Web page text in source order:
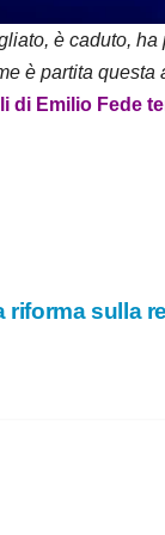
è caduto,
è partita
di Emilio Fede
sulla